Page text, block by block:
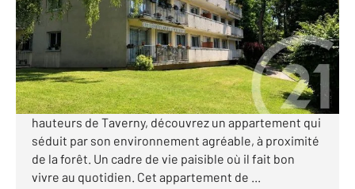
Appartement F3 à vendre
209 900 €
Visiter le site dédié
Appartement 3 pièces - environ 74 m² Sur les
hauteurs de Taverny, découvrez un appartement qui
séduit par son environnement agréable, à proximité
de la forêt. Un cadre de vie paisible où il fait bon
vivre au quotidien. Cet appartement de ...